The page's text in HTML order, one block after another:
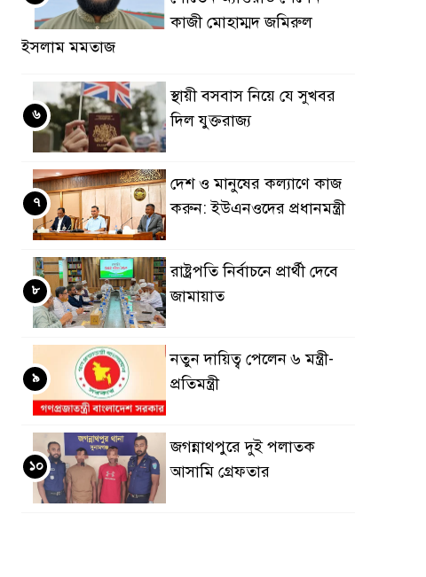
কাজী মোহাম্মদ জমিরুল
ইসলাম মমতাজ
স্থায়ী বসবাস নিয়ে যে সুখবর
দিল যুক্তরাজ্য
৬
দেশ ও মানুষের কল্যাণে কাজ
করুন: ইউএনওদের প্রধানমন্ত্রী
৭
রাষ্ট্রপতি নির্বাচনে প্রার্থী দেবে
জামায়াত
৮
নতুন দায়িত্ব পেলেন ৬ মন্ত্রী-
প্রতিমন্ত্রী
৯
জগন্নাথপুরে দুই পলাতক
আসামি গ্রেফতার
১০